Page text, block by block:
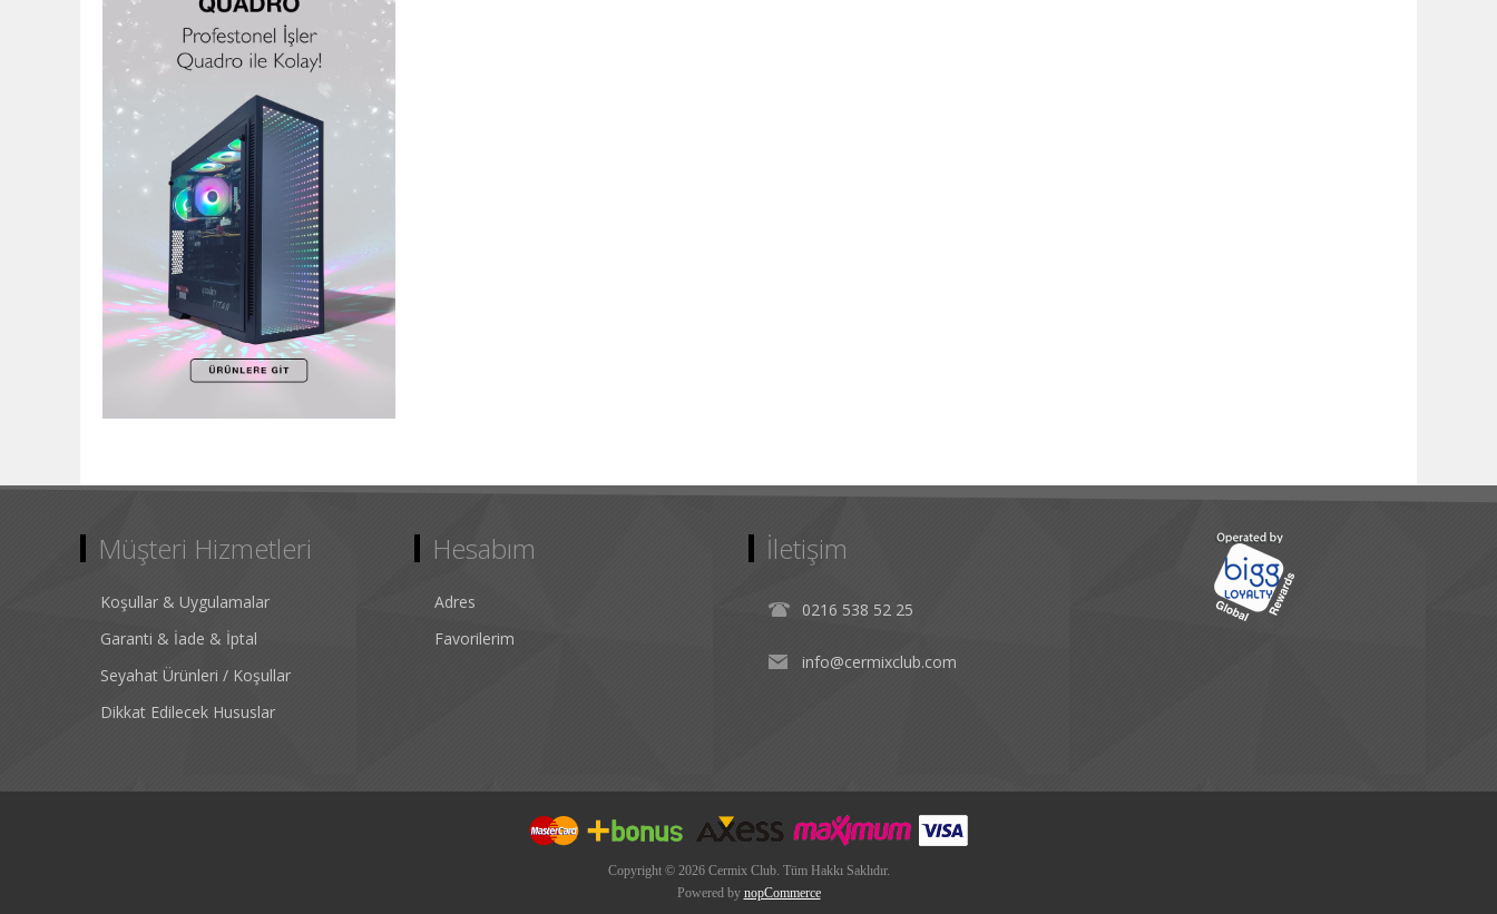
Müşteri Hizmetleri
Koşullar & Uygulamalar
Garanti & İade & İptal
Seyahat Ürünleri / Koşullar
Dikkat Edilecek Hususlar
Hesabım
Adres
Favorilerim
İletişim
0216 538 52 25
info@cermixclub.com
Copyright © 2026 Cermix Club. Tüm Hakkı Saklıdır.
Powered by nopCommerce